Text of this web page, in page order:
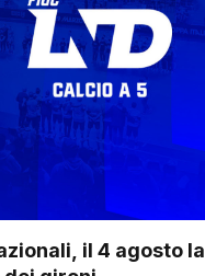
il 4 agosto la